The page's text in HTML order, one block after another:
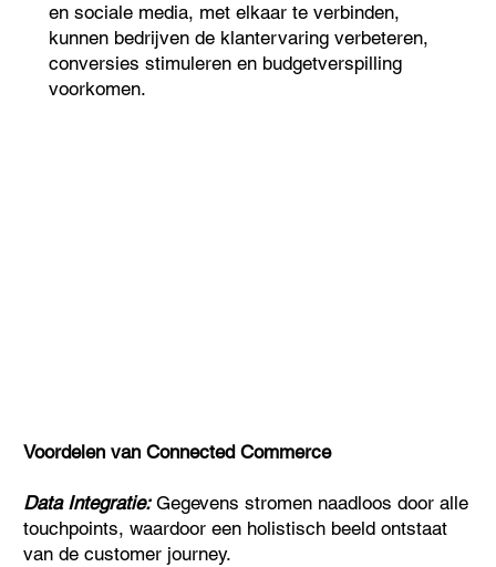
Voordelen van Connected Commerce
Data Integratie:Gegevens stromen naadloos door alle
touchpoints, waardoor een holistisch beeld ontstaat
van de customer journey.
en sociale media, met elkaar te verbinden,
kunnen bedrijven de klantervaring verbeteren,
conversies stimuleren en budgetverspilling
voorkomen.